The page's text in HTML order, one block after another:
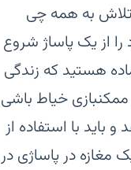
تلاش به همه چی
را از یک پاساژ شروع
هستید که زندگی
خیاط باشی
با استفاده از
مغازه در پاساژی در